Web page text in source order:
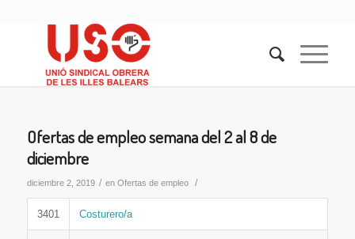
Ofertas de empleo semana del 2 al 8 de
diciembre
diciembre 2, 2019 / en Ofertas de empleo /
3401 Costurero/a